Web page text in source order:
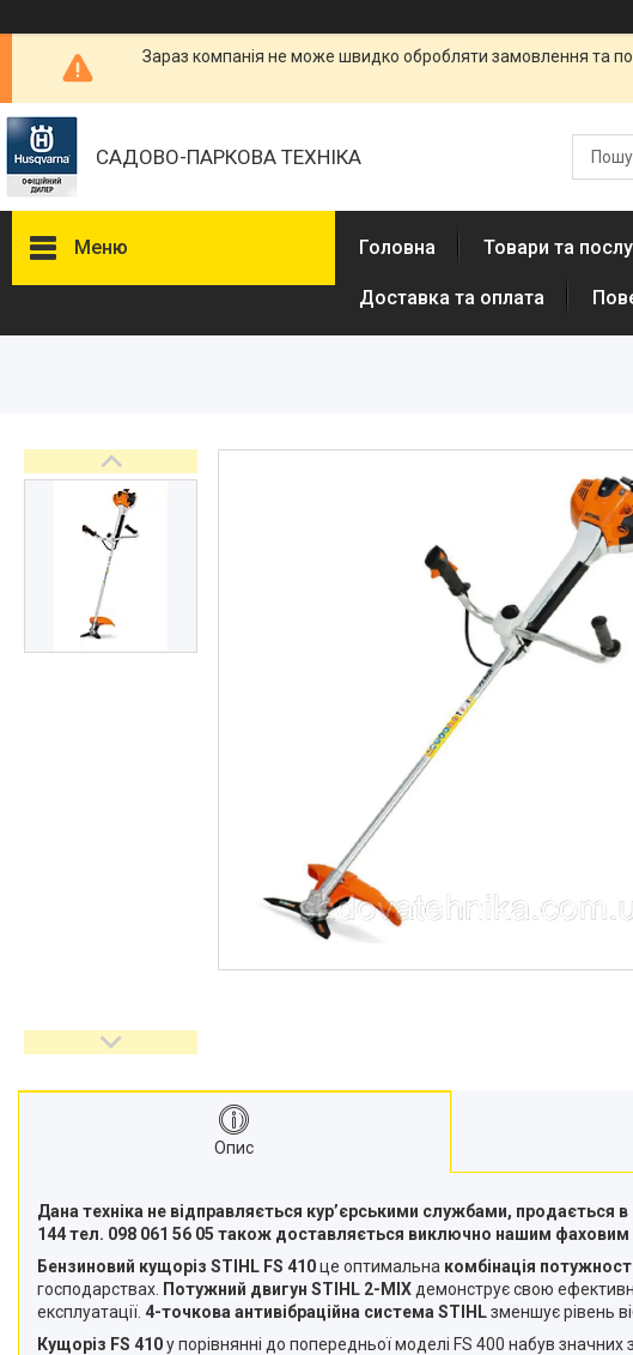
Зараз компанія не може швидко обробляти замовлення та
САДОВО-ПАРКОВА ТЕХНІКА
Меню
Мотокоси та тримери
Висоторізи
Кущорізи
Роботи-газонокосарки
Дровоколи
Бензорізи
Подрібнювачі гілок
Райдери
Трактори газонокосарки
Аксесуари
Головна Товари та
Доставка та оплата
Опис
Дана техніка не відправляється кур’єрськими службами,
144 тел. 098 061 56 05 також доставляється виключно нашим фаховим
Бензиновий кущоріз STIHL FS 410це оптимальна комбінація
господарствах. Потужний двигун STIHL 2-MIX демонструє свою
експлуатації. 4-точкова антивібраційна система STIHLзменшує рівень
Кущоріз FS 410у порівнянні до попередньої моделі FS 400 набув